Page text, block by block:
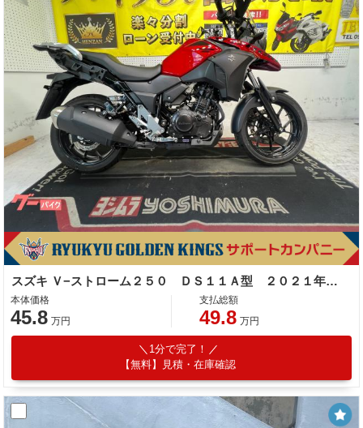
スズキ Ｖ−ストローム２５０ ＤＳ１１Ａ型 ２０２１年モデル スクリーン リアキャリア デジタルメーター スマホホルダー ナックルガード
本体価格
45.8 万円
支払総額
49.8 万円
1分で完了！
【無料】見積・在庫確認